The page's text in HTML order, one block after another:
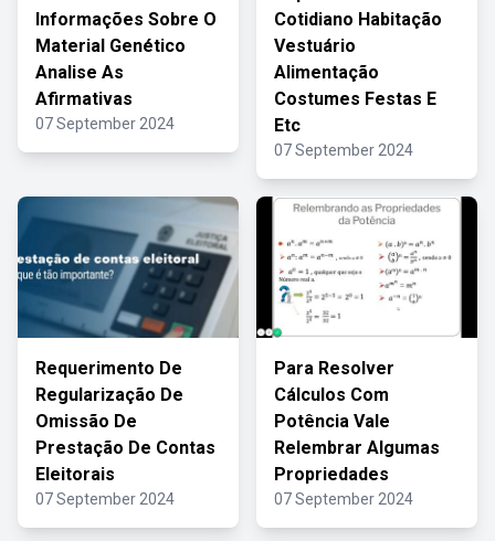
Informações Sobre O
Material Genético
Analise As
Afirmativas
07 September 2024
Cotidiano Habitação
Vestuário
Alimentação
Costumes Festas E
Etc
07 September 2024
Requerimento De
Regularização De
Omissão De
Prestação De Contas
Eleitorais
07 September 2024
Para Resolver
Cálculos Com
Potência Vale
Relembrar Algumas
Propriedades
07 September 2024